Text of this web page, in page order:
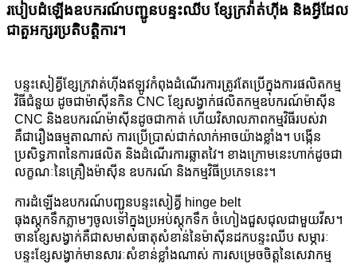
របៀបដំឡើងឧបករណ៍បញ្ជូនបន្ទះឈីប ខ្សែក្រវ៉ាត់ហ៊ីង និងអ្វីដែល
ជាតួអក្សរប្រតិបត្តិការ។
បន្ទះសៀគ្វីខ្សែក្រវាត់ហ៊ីងឥឡូវកំពុងដំណើរការត្រូវតែប្រើក្នុងការផលិតកម្ម
វិធីជំនួយ ដូចជាម៉ាស៊ីនកិន CNC ខ្សែសង្វាក់ផលិតកម្មឧបករណ៍ម៉ាស៊ីន
CNC និងឧបករណ៍ម៉ាស៊ីនដូចជាកាត់ ហើយវិសាលភាពកម្មវិធីរបស់វា
គឺជារឿងធម្មតាណាស់ ការប្រើប្រាស់ជាក់លាក់អាចយ៉ាងខ្លាំង។ បង្កើន
ប្រសិទ្ធភាពនៃការផលិត និងដំណើរការឆ្លាតវៃ។ ខាងក្រោមនេះហាក់ដូចជា
លក្ខណៈនៃគ្រឿងម៉ាស៊ីន ឧបករណ៍ និងកម្មវិធីប្រភេទនេះ។
ការដំឡើងឧបករណ៍បញ្ជូនបន្ទះសៀគ្វី hinge belt
ធុងស្តុកទឹកភ្លាមៗចូលទៅក្នុងប្រអប់ស្តុកទឹក ចំហៀងជួសជុលជាមួយវីស។
ចានខ្សែសង្វាក់គឺជាសមាសធាតុសំខាន់នៃម៉ាស៊ីនដកបន្ទះឈីប សម្ភារៈ
បន្ទះខ្សែសង្វាក់មានសារៈសំខាន់ខ្លាំងណាស់ ការសម្រេចចិត្តនៃសេវាកម្ម